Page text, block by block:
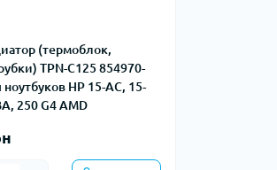
(термоблок,
TPN-C125 854970-
HP 15-AC, 15-
250 G4 AMD